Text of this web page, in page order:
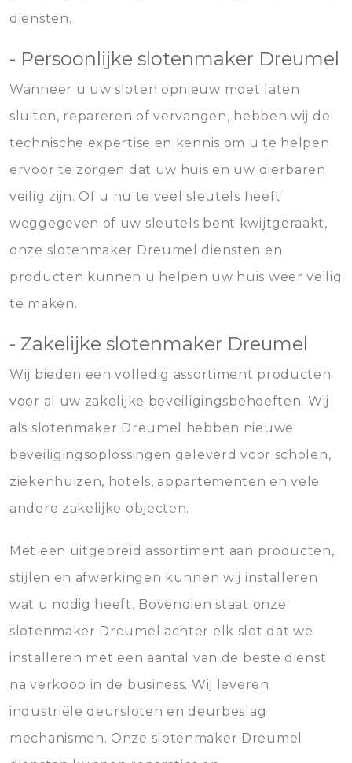
diensten.
- Persoonlijke slotenmaker Dreumel
Wanneer u uw sloten opnieuw moet laten
sluiten, repareren of vervangen, hebben wij de
technische expertise en kennis om u te helpen
ervoor te zorgen dat uw huis en uw dierbaren
veilig zijn. Of u nu te veel sleutels heeft
weggegeven of uw sleutels bent kwijtgeraakt,
onze slotenmaker Dreumel diensten en
producten kunnen u helpen uw huis weer veilig
te maken.
- Zakelijke slotenmaker Dreumel
Wij bieden een volledig assortiment producten
voor al uw zakelijke beveiligingsbehoeften. Wij
als slotenmaker Dreumel hebben nieuwe
beveiligingsoplossingen geleverd voor scholen,
ziekenhuizen, hotels, appartementen en vele
andere zakelijke objecten.
Met een uitgebreid assortiment aan producten,
stijlen en afwerkingen kunnen wij installeren
wat u nodig heeft. Bovendien staat onze
slotenmaker Dreumel achter elk slot dat we
installeren met een aantal van de beste dienst
na verkoop in de business. Wij leveren
industriële deursloten en deurbeslag
mechanismen. Onze slotenmaker Dreumel